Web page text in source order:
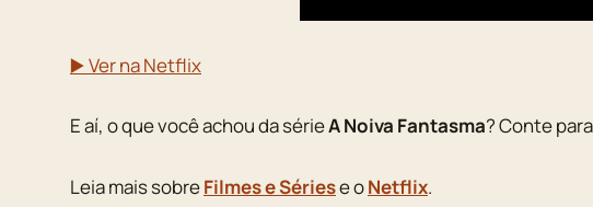
▶️ Ver na Netflix
E aí, o que você achou da sérieA Noiva Fantasma? Conte
Leia mais sobreFilmes e Sériese oNetflix.